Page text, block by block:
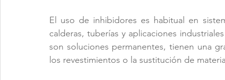
El uso de inhibidores es habitual en
calderas, tuberías y aplicaciones
son soluciones permanentes, tienen una
los revestimientos o la sustitución de